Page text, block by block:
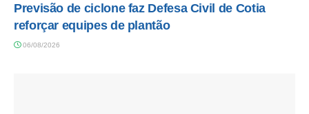
Previsão de ciclone faz Defesa Civil de Cotia
reforçar equipes de plantão
06/08/2026